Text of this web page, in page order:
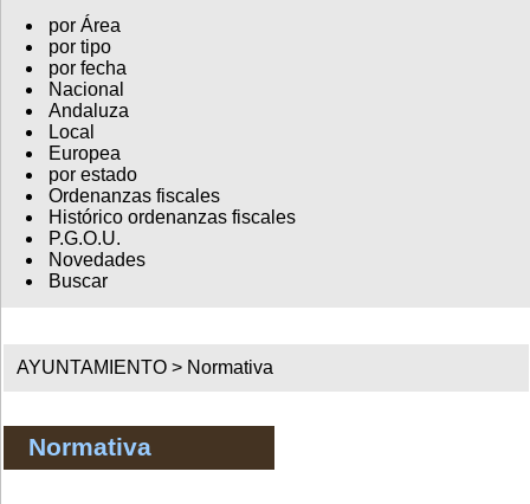
por Área
por tipo
por fecha
Nacional
Andaluza
Local
Europea
por estado
Ordenanzas fiscales
Histórico ordenanzas fiscales
P.G.O.U.
Novedades
Buscar
AYUNTAMIENTO > Normativa
Normativa